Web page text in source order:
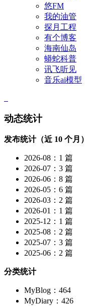
悠FM
我的油管
探月工程
有个博客
海南仙岛
蟒蛇科普
讯飞听见
音乐ai模型
动态统计
发布统计（近 10 个月）
2026-08：1 篇
2026-07：3 篇
2026-06：8 篇
2026-05：6 篇
2026-03：2 篇
2026-01：1 篇
2025-12：1 篇
2025-08：2 篇
2025-07：3 篇
2025-06：2 篇
分类统计
MyBlog：464
MyDiary：426